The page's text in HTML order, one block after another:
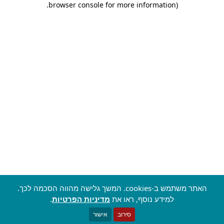
browser console for more information)
.
האתר משתמש ב-cookies. המשך גלישה מהווה הסכמה לכך.
למידע נוסף, ראו את מדיניות הפרטיות.
סירוב אישור